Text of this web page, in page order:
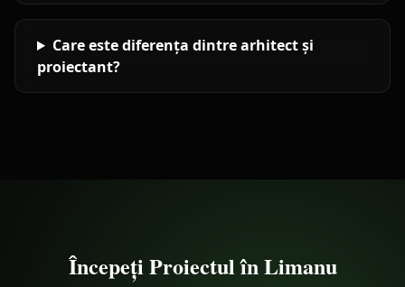
Care este diferența dintre arhitect și
proiectant?
Începeți Proiectul înLimanu